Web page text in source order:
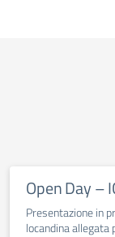
Open Day –
Presentazione in
locandina